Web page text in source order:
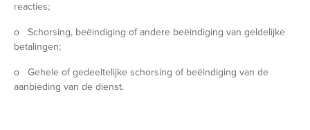
reacties;
o Schorsing, beëindiging of andere beëindiging van geldelijke
betalingen;
o Gehele of gedeeltelijke schorsing of beëindiging van de
aanbieding van de dienst.